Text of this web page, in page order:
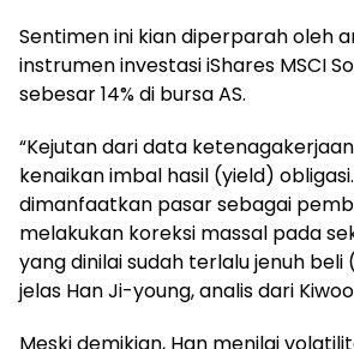
Sentimen ini kian diperparah oleh
instrumen investasi iShares MSCI
sebesar 14% di bursa AS.
“Kejutan dari data
kenaikan imbal hasil (yield)
dimanfaatkan pasar sebagai
melakukan koreksi massal pada
yang dinilai sudah terlalu jenuh beli (
jelas Han Ji-young, analis dari